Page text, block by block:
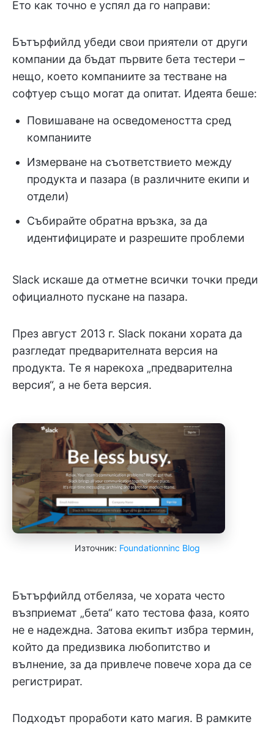
Ето как точно е успял да го направи:
Бътърфийлд убеди свои приятели от други
компании да бъдат първите бета тестери –
нещо, което компаниите за тестване на
софтуер също могат да опитат. Идеята беше:
Повишаване на осведомеността сред
компаниите
Измерване на съответствието между
продукта и пазара (в различните екипи и
отдели)
Събирайте обратна връзка, за да
идентифицирате и разрешите проблеми
Slack искаше да отметне всички точки преди
официалното пускане на пазара.
През август 2013 г. Slack покани хората да
разгледат предварителната версия на
продукта. Те я нарекоха „предварителна
версия“, а не бета версия.
Източник: Foundationninc Blog
Бътърфийлд отбеляза, че хората често
възприемат „бета“ като тестова фаза, която
не е надеждна. Затова екипът избра термин,
който да предизвика любопитство и
вълнение, за да привлече повече хора да се
регистрират.
Подходът проработи като магия. В рамките